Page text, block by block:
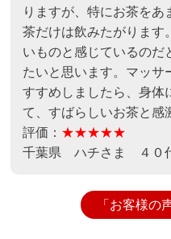
りますが、特にお茶をあ
茶だけは飲みたがります
いものと感じているのだ
たいと思います。マッサ
すすめしましたら、身体
て、すばらしいお茶と感
評価： ★★★★★
千葉県 ハチさま ４０
「お客様の